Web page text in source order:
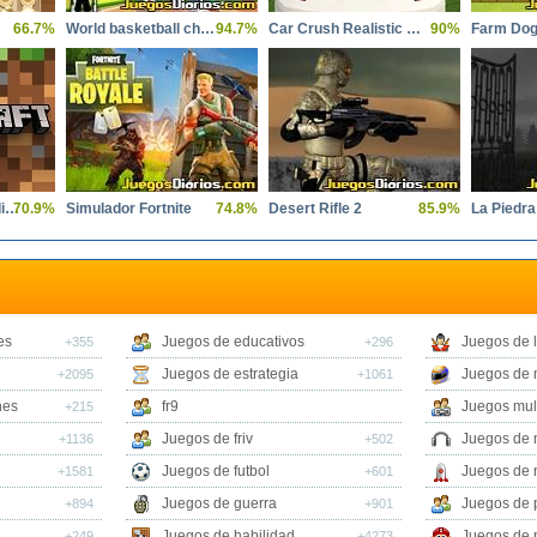
66.7% World basketball championship94.7% Car Crush Realistic Destruction 90% Farm
Minecraft Pocket Edition70.9% Simulador Fortnite 74.8% Desert Rifle 2 85.9% La
+355
+2095
+215
+1136
+1581
+894
Juegos de educativos +296
Juegos de estrategia +1061
fr9
Juegos de friv
+502
Juegos de futbol +601
Juegos de guerra +901
Juegos de
Juegos de
Juegos
Juegos de
Juegos de
Juegos de